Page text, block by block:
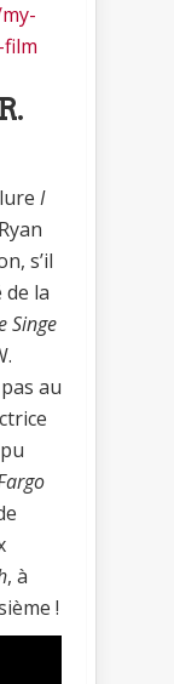
I
s’il
la
Singe
au
, à
!